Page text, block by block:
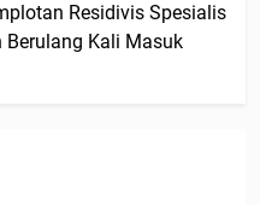
Residivis Spesialis
Berulang Kali Masuk